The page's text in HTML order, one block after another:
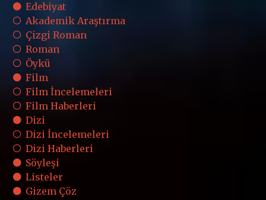
Edebiyat
Akademik Araştırma
Çizgi Roman
Roman
Öykü
Film
Film İncelemeleri
Film Haberleri
Dizi
Dizi İncelemeleri
Dizi Haberleri
Söyleşi
Listeler
Gizem Çöz